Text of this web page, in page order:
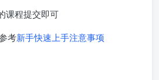
课程提交即可
考新手快速上手注意事项